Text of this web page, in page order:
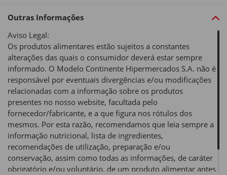
Outras Informações
Aviso Legal:
Os produtos alimentares estão sujeitos a constantes
alterações das quais o consumidor deverá estar sempre
informado. O Modelo Continente Hipermercados S.A. não é
responsável por eventuais divergências e/ou modificações
relacionadas com a informação sobre os produtos
presentes no nosso website, facultada pelo
fornecedor/fabricante, e a que figura nos rótulos dos
mesmos. Por esta razão, recomendamos que leia sempre a
informação nutricional, lista de ingredientes,
recomendações de utilização, preparação e/ou
conservação, assim como todas as informações, de caráter
obrigatório e/ou voluntário, de um produto alimentar antes